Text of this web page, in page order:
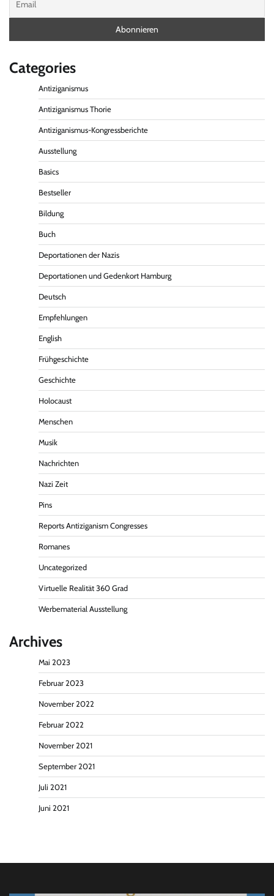
Categories
Antiziganismus
Antiziganismus Thorie
Antiziganismus-Kongressberichte
Ausstellung
Basics
Bestseller
Bildung
Buch
Deportationen der Nazis
Deportationen und Gedenkort Hamburg
Deutsch
Empfehlungen
English
Frühgeschichte
Geschichte
Holocaust
Menschen
Musik
Nachrichten
Nazi Zeit
Pins
Reports Antiziganism Congresses
Romanes
Uncategorized
Virtuelle Realität 360 Grad
Werbematerial Ausstellung
Archives
Mai 2023
Februar 2023
November 2022
Februar 2022
November 2021
September 2021
Juli 2021
Juni 2021